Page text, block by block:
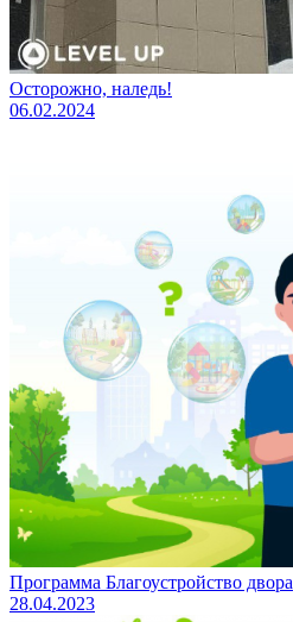
Осторожно, наледь!
06.02.2024
Программа Благоустройство двора
28.04.2023